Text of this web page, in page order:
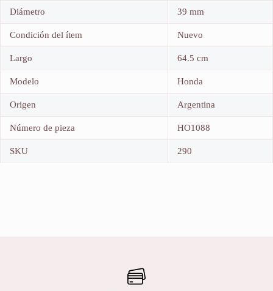
Diámetro 39 mm
Condición del ítem Nuevo
Largo 64.5 cm
Modelo Honda
Origen Argentina
Número de pieza HO1088
SKU 290